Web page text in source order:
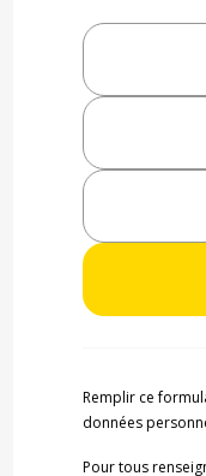
Remplir ce
données
Pour tous